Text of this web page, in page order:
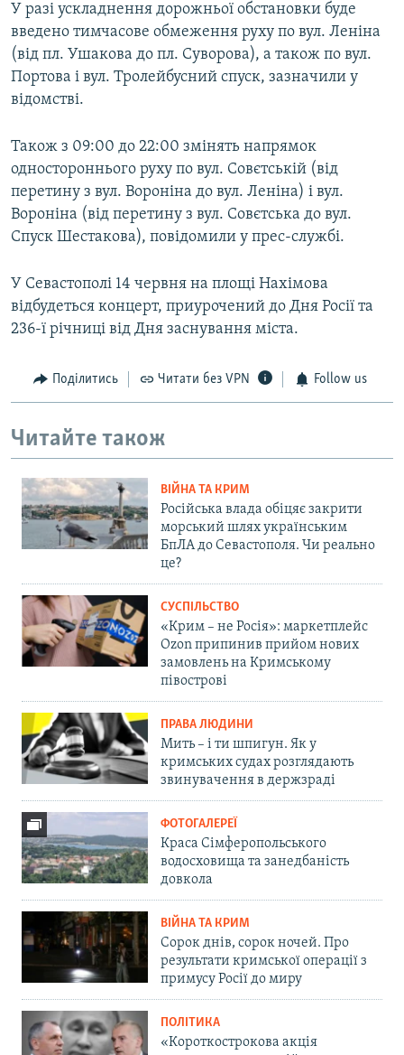
У разі ускладнення дорожньої обстановки буде
введено тимчасове обмеження руху по вул. Леніна
(від пл. Ушакова до пл. Суворова), а також по вул.
Портова і вул. Тролейбусний спуск, зазначили у
відомстві.
Також з 09:00 до 22:00 змінять напрямок
одностороннього руху по вул. Совєтській (від
перетину з вул. Вороніна до вул. Леніна) і вул.
Вороніна (від перетину з вул. Совєтська до вул.
Спуск Шестакова), повідомили у прес-службі.
У Севастополі 14 червня на площі Нахімова
відбудеться концерт, приурочений до Дня Росії та
236-ї річниці від Дня заснування міста.
Поділитись Читати без VPN Follow us
Читайте також
ВІЙНА ТА КРИМ
Російська влада обіцяє закрити
морський шлях українським
БпЛА до Севастополя. Чи реально
це?
СУСПІЛЬСТВО
«Крим – не Росія»: маркетплейс
Ozon припинив прийом нових
замовлень на Кримському
півострові
ПРАВА ЛЮДИНИ
Мить – і ти шпигун. Як у
кримських судах розглядають
звинувачення в держзраді
ФОТОГАЛЕРЕЇ
Краса Сімферопольського
водосховища та занедбаність
довкола
ВІЙНА ТА КРИМ
Сорок днів, сорок ночей. Про
результати кримської операції з
примусу Росії до миру
ПОЛІТИКА
«Короткострокова акція